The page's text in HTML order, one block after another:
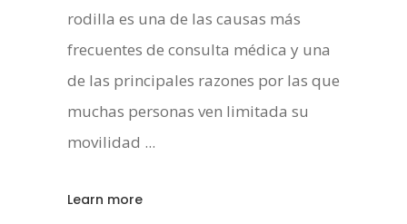
rodilla es una de las causas más
frecuentes de consulta médica y una
de las principales razones por las que
muchas personas ven limitada su
movilidad
Learn more